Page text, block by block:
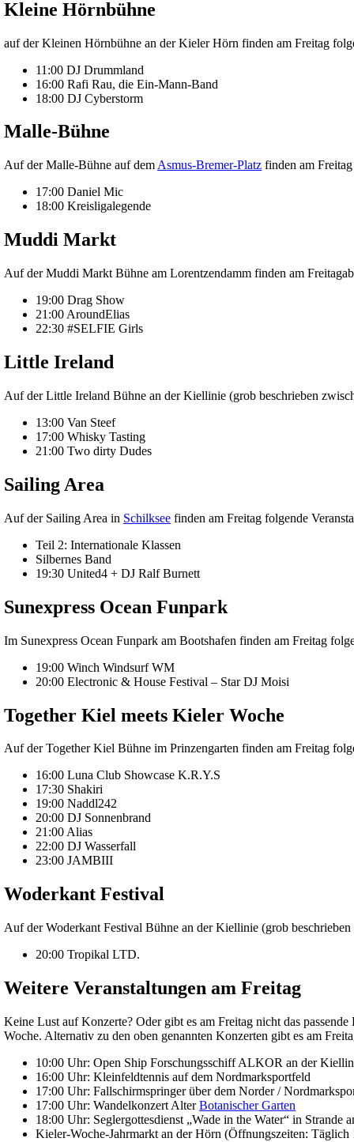
Kleine Hörnbühne
auf der Kleinen Hörnbühne an der Kieler Hörn finden am Freitag
11:00 DJ Drummland
16:00 Rafi Rau, die Ein-Mann-Band
18:00 DJ Cyberstorm
Malle-Bühne
Auf der Malle-Bühne auf dem Asmus-Bremer-Platz finden am
17:00 Daniel Mic
18:00 Kreisligalegende
Muddi Markt
Auf der Muddi Markt Bühne am Lorentzendamm finden am
19:00 Drag Show
21:00 AroundElias
22:30 #SELFIE Girls
Little Ireland
Auf der Little Ireland Bühne an der Kiellinie (grob beschrieben
13:00 Van Steef
17:00 Whisky Tasting
21:00 Two dirty Dudes
Sailing Area
Auf der Sailing Area in Schilksee finden am Freitag folgende
Teil 2: Internationale Klassen
Silbernes Band
19:30 United4 + DJ Ralf Burnett
Sunexpress Ocean Funpark
Im Sunexpress Ocean Funpark am Bootshafen finden am Freitag
19:00 Winch Windsurf WM
20:00 Electronic & House Festival – Star DJ Moisi
Together Kiel meets Kieler Woche
Auf der Together Kiel Bühne im Prinzengarten finden am Freitag
16:00 Luna Club Showcase K.R.Y.S
17:30 Shakiri
19:00 Naddl242
20:00 DJ Sonnenbrand
21:00 Alias
22:00 DJ Wasserfall
23:00 JAMBIII
Woderkant Festival
Auf der Woderkant Festival Bühne an der Kiellinie (grob
20:00 Tropikal LTD.
Weitere Veranstaltungen am Freitag
Keine Lust auf Konzerte? Oder gibt es am Freitag nicht das
Woche. Alternativ zu den oben genannten Konzerten gibt es am
10:00 Uhr: Open Ship Forschungsschiff ALKOR an der
16:00 Uhr: Kleinfeldtennis auf dem Nordmarksportfeld
17:00 Uhr: Fallschirmspringer über dem Norder /
17:00 Uhr: Wandelkonzert AlterBotanischer Garten
18:00 Uhr: Seglergottesdienst „Wade in the Water“ in Strande
Kieler-Woche-Jahrmarkt an der Hörn (Öffnungszeiten: